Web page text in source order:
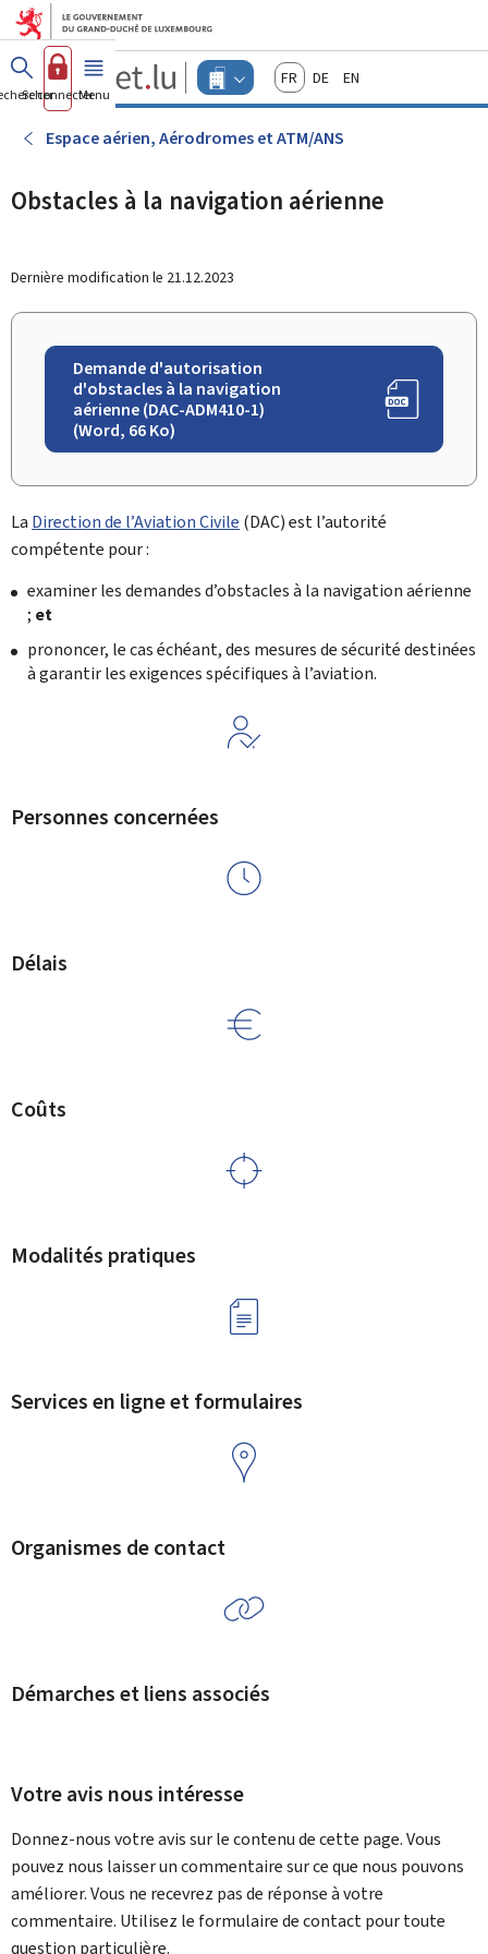
Aller au menu principal
Aller au contenu
Guichet.lu
Changer
d'espace
Menu
actif
FrançaisDeutschEnglish
Se connecterMenu principal
Espace aérien, Aérodromes et ATM/ANS
Obstacles à la navigation aérienne
Dernière modification le 21.12.2023
Demande d'autorisation
d'obstacles à la navigation
aérienne (DAC-ADM410-1)
(Word, 66 Ko)
La Direction de l’Aviation Civile (DAC) est l’autorité
compétente pour :
examiner les demandes d’obstacles à la navigation aérienne
; et
prononcer, le cas échéant, des mesures de sécurité destinées
à garantir les exigences spécifiques à l’aviation.
Personnes concernées
Délais
Coûts
Modalités pratiques
Services en ligne et formulaires
Organismes de contact
Démarches et liens associés
Votre avis nous intéresse
Donnez-nous votre avis sur le contenu de cette page. Vous
pouvez nous laisser un commentaire sur ce que nous pouvons
améliorer. Vous ne recevrez pas de réponse à votre
commentaire. Utilisez le formulaire de contact pour toute
question particulière.